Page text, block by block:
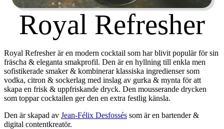
Royal Refresher
Royal Refresher är en modern cocktail som har blivit populär för sin
fräscha & eleganta smakprofil. Den är en hyllning till enkla men
sofistikerade smaker & kombinerar klassiska ingredienser som
vodka, citron & sockerlag med inslag av gurka & mynta för att
skapa en frisk & uppfriskande dryck. Den mousserande drycken
som toppar cocktailen ger den en extra festlig känsla.
Den är skapad av Jean-Félix Desfossés som är en bartender &
digital contentkreatör.